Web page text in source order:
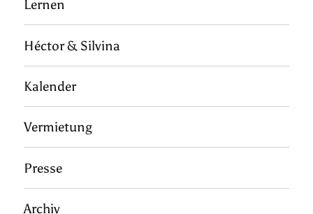
Lernen
Héctor & Silvina
Kalender
Vermietung
Presse
Archiv